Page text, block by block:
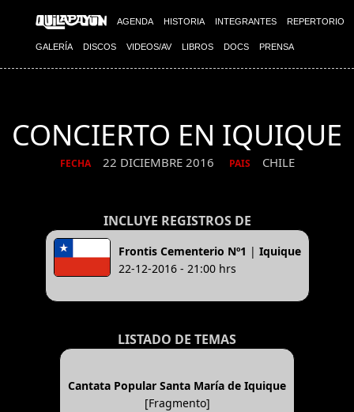
AGENDA HISTORIA INTEGRANTES REPERTORIO
GALERÍA DISCOS VIDEOS/AV LIBROS DOCS PRENSA
CONCIERTO EN IQUIQUE
FECHA 22 DICIEMBRE 2016 PAIS CHILE
INCLUYE REGISTROS DE
Frontis Cementerio Nº1 | Iquique
22-12-2016 - 21:00 hrs
LISTADO DE TEMAS
Cantata Popular Santa María de Iquique
[Fragmento]